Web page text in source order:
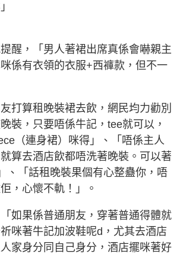
醒，「男人著裙出席真係會嚇親主
係有衣領的衣服+西褲款，但不一
打算租晚裝裙去飲，網民均力勸別
裝，只要唔係牛記，tee就可以，
（連身裙）咪得」、「唔係主人
算去酒店飲都唔洗著晚裝。可以著
、「話租晚裝果個有心整蠱你，唔
，心懷不軌！」。
如果係普通朋友，穿著普通得體就
咪著牛記加波鞋呢d，尤其去酒店
家身分同自己身分，酒店擺咪著好